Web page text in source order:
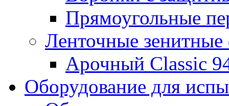
Прямоугольные
Ленточные
Арочный Classic
Оборудование для